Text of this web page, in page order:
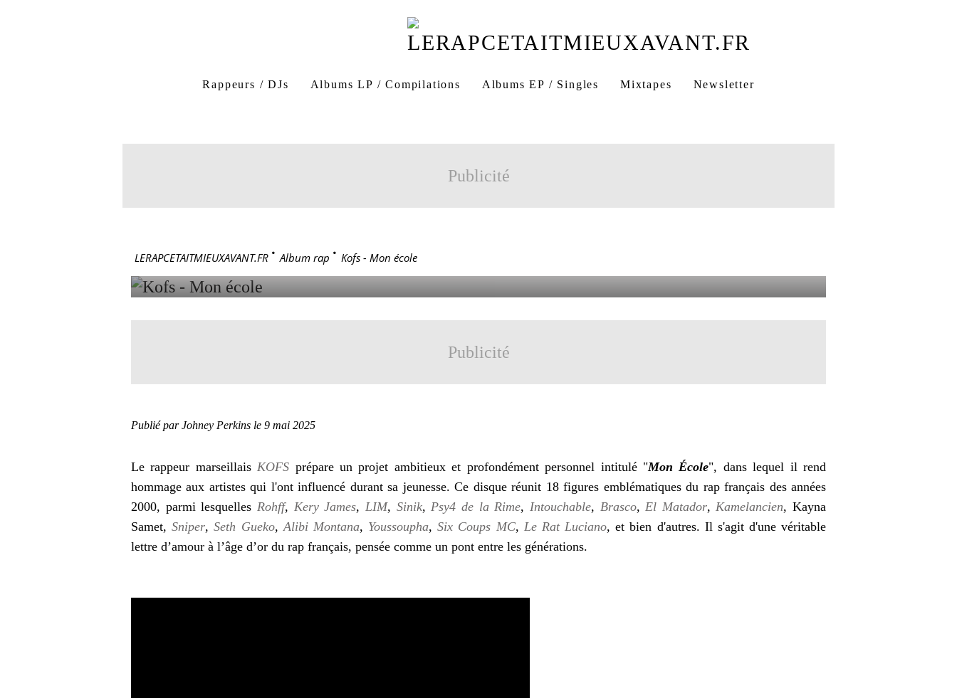
Rappeurs / DJs Albums LP / Compilations Albums EP / Singles Mixtapes Newsletter
Publicité
LERAPCETAITMIEUXAVANT.FR > Album rap > Kofs - Mon école
Publicité
Publié par Johney Perkins le 9 mai 2025
Le rappeur marseillaisKOFS prépare un projet ambitieux et profondément personnel intitulé "Mon École", dans lequel il rend
hommage aux artistes qui l'ont influencé durant sa jeunesse. Ce disque réunit 18 figures emblématiques du rap français des années
2000, parmi lesquelles Rohff, Kery James, LIM, Sinik,Psy4 de la Rime, Intouchable, Brasco,El Matador,Kamelancien, Kayna
Samet,Sniper,Seth Gueko,Alibi Montana, Youssoupha,Six Coups MC, Le Rat Luciano, et bien d'autres. Il s'agit d'une véritable
lettre d’amour à l’âge d’or du rap français, pensée comme un pont entre les générations.